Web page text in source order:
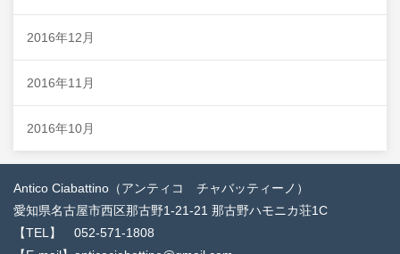
2016年12月
2016年11月
2016年10月
Antico Ciabattino（アンティコ チャバッティーノ）
愛知県名古屋市西区那古野1-21-21 那古野ハモニカ荘1C
【TEL】 052-571-1808